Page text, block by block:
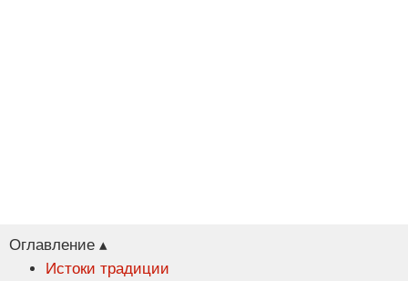
Оглавление ▴
Истоки традиции